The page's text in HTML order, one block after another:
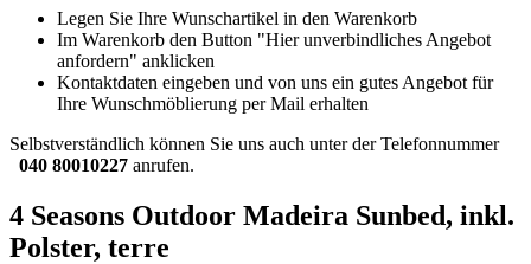
Legen Sie Ihre Wunschartikel in den Warenkorb
Im Warenkorb den Button "Hier unverbindliches Angebot
anfordern" anklicken
Kontaktdaten eingeben und von uns ein gutes Angebot für
Ihre Wunschmöblierung per Mail erhalten
Selbstverständlich können Sie uns auch unter der Telefonnummer
040 80010227 anrufen.
4 Seasons Outdoor Madeira Sunbed, inkl.
Polster, terre